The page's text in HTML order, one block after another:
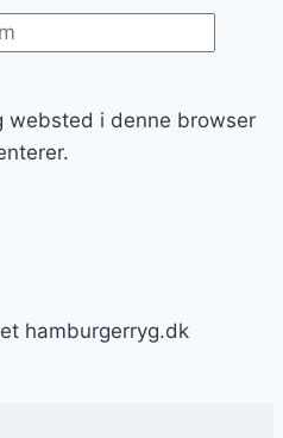
websted i denne browser
hamburgerryg.dk